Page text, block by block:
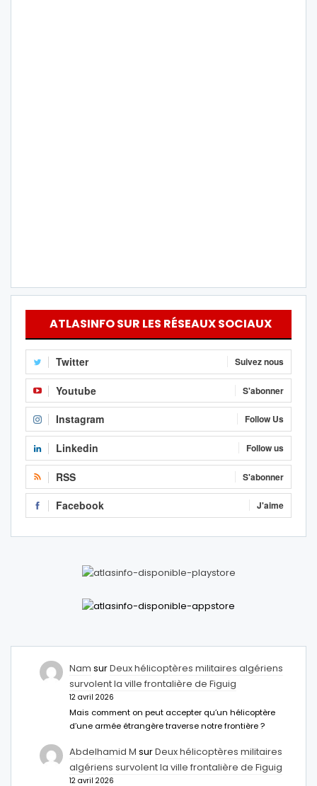
ATLASINFO SUR LES RÉSEAUX SOCIAUX
Twitter Suivez nous
Youtube S'abonner
Instagram Follow Us
Linkedin Follow us
RSS S'abonner
Facebook J'aime
Nam surDeux hélicoptères militaires algériens
survolent la ville frontalière de Figuig
12 avril 2026
Mais comment on peut accepter qu’un hélicoptère
d’une armée étrangère traverse notre frontière ?
Abdelhamid M surDeux hélicoptères militaires
algériens survolent la ville frontalière de Figuig
12 avril 2026